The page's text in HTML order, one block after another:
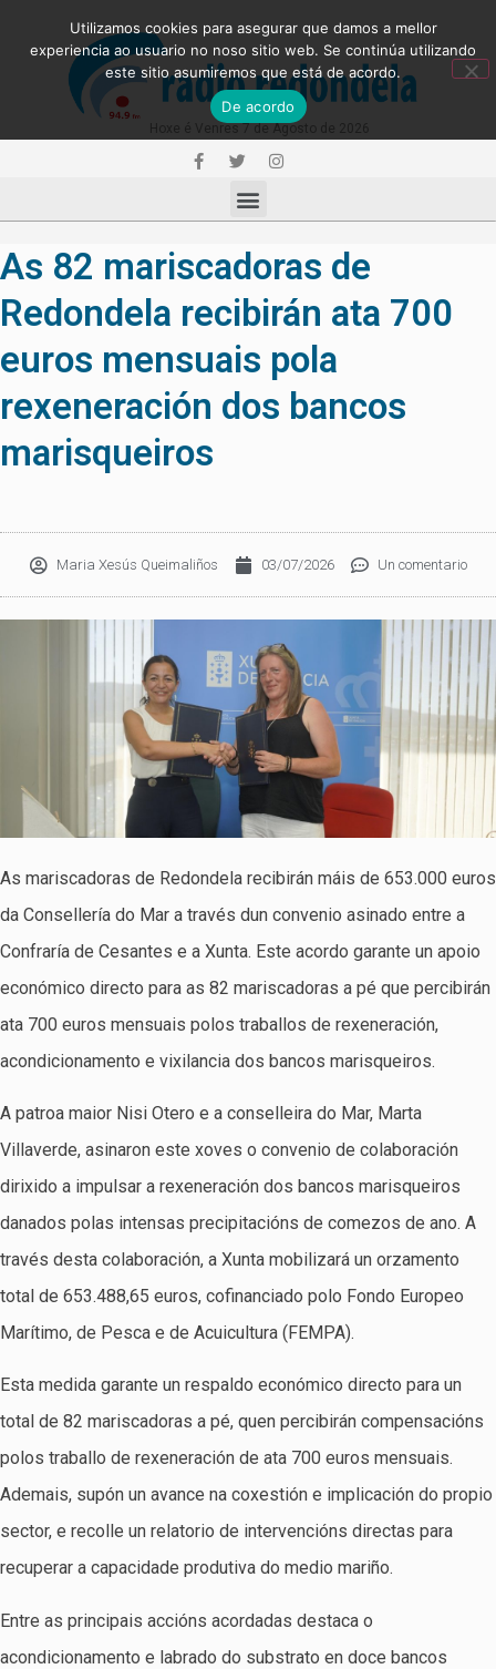
As 82 mariscadoras de
Redondela recibirán ata 700
euros mensuais pola
rexeneración dos bancos
marisqueiros
Maria Xesús Queimaliños 03/07/2026 Un comentario
As mariscadoras de Redondela recibirán máis de 653.000 euros
da Consellería do Mar a través dun convenio asinado entre a
Confraría de Cesantes e a Xunta. Este acordo garante un apoio
económico directo para as 82 mariscadoras a pé que percibirán
ata 700 euros mensuais polos traballos de rexeneración,
acondicionamento e vixilancia dos bancos marisqueiros.
A patroa maior Nisi Otero e a conselleira do Mar, Marta
Villaverde, asinaron este xoves o convenio de colaboración
dirixido a impulsar a rexeneración dos bancos marisqueiros
danados polas intensas precipitacións de comezos de ano. A
través desta colaboración, a Xunta mobilizará un orzamento
total de 653.488,65 euros, cofinanciado polo Fondo Europeo
Marítimo, de Pesca e de Acuicultura (FEMPA).
Esta medida garante un respaldo económico directo para un
total de 82 mariscadoras a pé, quen percibirán compensacións
polos traballo de rexeneración de ata 700 euros mensuais.
Ademais, supón un avance na coxestión e implicación do propio
sector, e recolle un relatorio de intervencións directas para
recuperar a capacidade produtiva do medio mariño.
Entre as principais accións acordadas destaca o
acondicionamento e labrado do substrato en doce bancos
Utilizamos cookies para asegurar que damos a mellor
experiencia ao usuario no noso sitio web. Se continúa utilizando
este sitio asumiremos que está de acordo.
De acordo